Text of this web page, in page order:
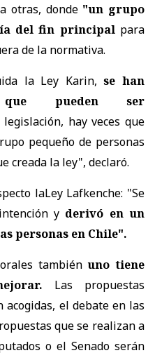
otras, donde "un grupo
del fin principal para
de la normativa.
la Ley Karin, se han
que pueden ser
hay veces que
pequeño de personas
creada la ley", declaró.
laLey Lafkenche: "Se
y derivó en un
personas en Chile".
tambiénuno tiene
Las propuestas
el debate en las
que se realizan a
o el Senado serán